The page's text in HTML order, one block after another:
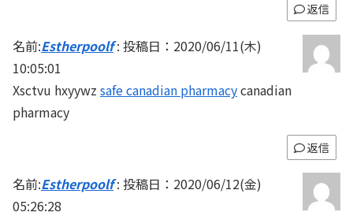
返信
名前:Estherpoolf: 投稿日：2020/06/11(木)
10:05:01
Xsctvu hxyywz safe canadian pharmacycanadian
pharmacy
返信
名前:Estherpoolf: 投稿日：2020/06/12(金)
05:26:28